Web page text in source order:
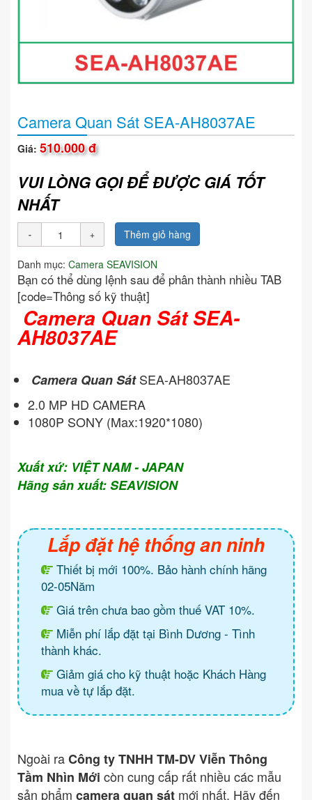
Camera Quan Sát SEA-AH8037AE
Giá: 510.000 đ
VUI LÒNG GỌI ĐỂ ĐƯỢC GIÁ TỐT
NHẤT
Thêm giỏ hàng
Danh mục: Camera SEAVISION
Bạn có thể dùng lệnh sau để phân thành nhiều TAB
[code=Thông số kỹ thuật]
Camera Quan Sát SEA-
AH8037AE
Camera Quan SátSEA-AH8037AE
2.0 MP HD CAMERA
1080P SONY (Max:1920*1080)
Xuất xứ: VIỆT NAM - JAPAN
Hãng sản xuất: SEAVISION
Lắp đặt hệ thống an ninh
Thiết bị mới 100%. Bảo hành chính hãng
02-05Năm
Giá trên chưa bao gồm thuế VAT 10%.
Miễn phí lắp đặt tại Bình Dương - Tình
thành khác.
Giảm giá cho kỹ thuật hoặc Khách Hàng
mua về tự lắp đặt.
Ngoài raCông ty TNHH TM-DV Viễn Thông
Tầm Nhìn Mới còn cung cấp rất nhiều các mẫu
sản phẩm camera quan sát mới nhất. Hãy đến